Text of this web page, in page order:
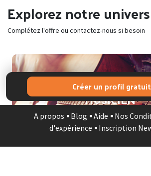
Explorez notre univers
Complétez l'offre ou contactez-nous si besoin
Créer un profil gratuit
A propos Blog Aide Nos
d'expérience
Inscription